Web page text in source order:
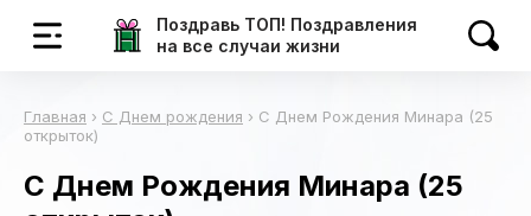
Поздравь ТОП! Поздравления
на все случаи жизни
Главная › С Днем рождения › С Днем Рождения Минара (25
открыток)
С Днем Рождения Минара (25